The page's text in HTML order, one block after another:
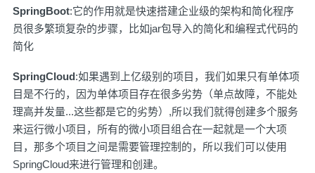
SpringBoot:它的作用就是快速搭建企业级的架构和简化程序
员很多繁琐复杂的步骤，比如jar包导入的简化和编程式代码的
简化
SpringCloud:如果遇到上亿级别的项目，我们如果只有单体项
目是不行的，因为单体项目存在很多劣势（单点故障，不能处
理高并发量...这些都是它的劣势）,所以我们就得创建多个服务
来运行微小项目，所有的微小项目组合在一起就是一个大项
目，那多个项目之间是需要管理控制的，所以我们可以使用
SpringCloud来进行管理和创建。